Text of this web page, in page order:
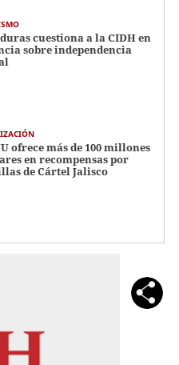
cuestiona a la CIDH en
sobre independencia
ofrece más de 100 millones
en recompensas por
de Cártel Jalisco